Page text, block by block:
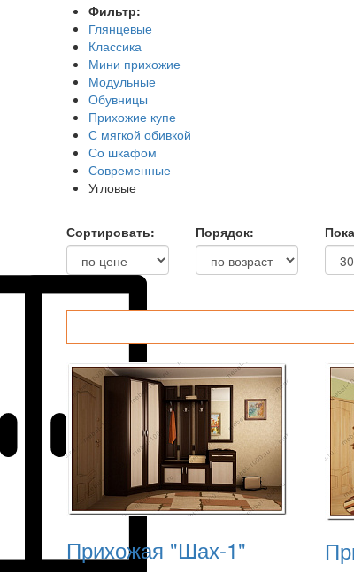
Фильтр:
Глянцевые
Классика
Мини прихожие
Модульные
Обувницы
Прихожие купе
С мягкой обивкой
Со шкафом
Современные
Угловые
Сортировать: Порядок:
Прихожая "Шах-1"